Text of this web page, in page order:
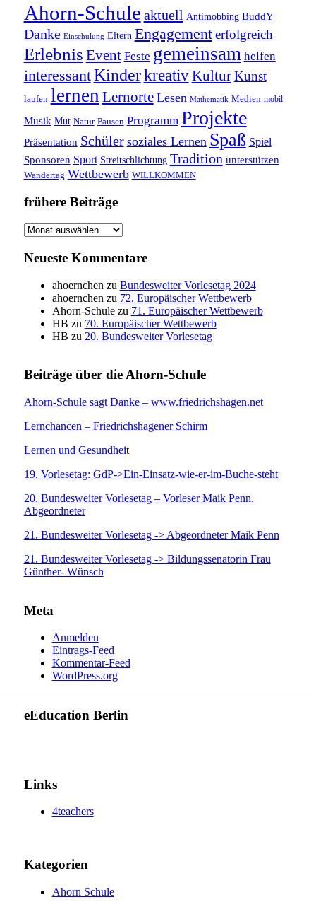
Ahorn-Schule aktuell Antimobbing BuddY
Danke Einschulung Eltern Engagement erfolgreich
Erlebnis Event Feste gemeinsam helfen
interessantKinderkreativKultur Kunst
laufen lernen Lernorte Lesen Mathematik Medien mobil
Musik Mut Natur Pausen Programm Projekte
Präsentation Schüler soziales Lernen Spaß Spiel
Sponsoren Sport Streitschlichtung Tradition unterstützen
Wandertag Wettbewerb WILLKOMMEN
frühere Beiträge
frühere
Neueste Kommentare
ahoernchen zu Bundesweiter Vorlesetag 2024
ahoernchen zu 72. Europäischer Wettbewerb
Ahorn-Schulezu 71. Europäischer Wettbewerb
HB zu 70. Europäischer Wettbewerb
HB zu 20. Bundesweiter Vorlesetag
Beiträge über die Ahorn-Schule
Ahorn-Schule sagt Danke – www.friedrichshagen.net
Lernchancen – Friedrichshagener Schirm
Lernen und Gesundheit
19. Vorlesetag: GdP->Ein-Einsatz-wie-er-im-Buche-steht
20. Bundesweiter Vorlesetag – Vorleser Maik Penn,
Abgeordneter
21. Bundesweiter Vorlesetag -> Abgeordneter Maik Penn
21. Bundesweiter Vorlesetag -> Bildungssenatorin Frau
Günther- Wünsch
Meta
Anmelden
Eintrags-Feed
Kommentar-Feed
WordPress.org
eEducation Berlin
Links
4teachers
Kategorien
Ahorn Schule